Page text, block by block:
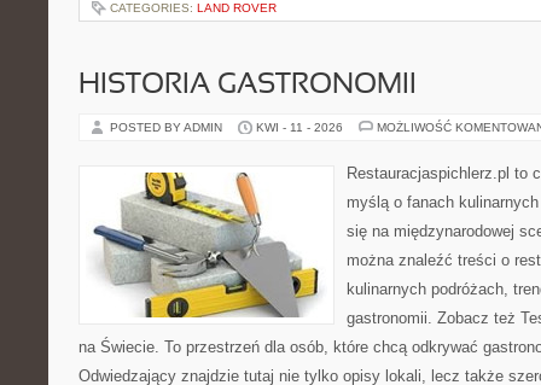
CATEGORIES: LAND ROVER
HISTORIA GASTRONOMII
POSTED BY ADMIN KWI - 11 - 2026 MOŻLIWOŚĆ
Restauracjaspichlerz.pl to
myślą o fanach
się na międzynarodowej
można znaleźć treści o
kulinarnych podróżach,
gastronomii. Zobacz też
na Świecie. To przestrzeń dla osób, które chcą odkrywać
Odwiedzający znajdzie tutaj nie tylko opisy lokali, lecz także